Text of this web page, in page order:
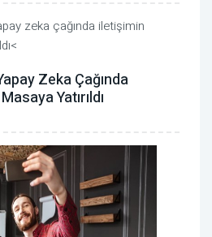
Zeka Çağında
Yatırıldı